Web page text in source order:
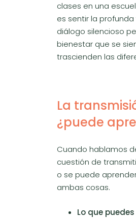
clases en una
es sentir la
diálogo silencioso
bienestar que se
trascienden las
La
¿puede
Cuando hablamos
cuestión de
o se puede
ambas cosas.
Lo que